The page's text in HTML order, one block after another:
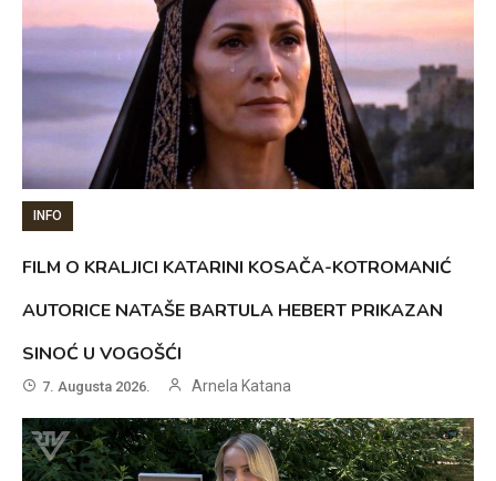
INFO
FILM O KRALJICI KATARINI KOSAČA-KOTROMANIĆ
AUTORICE NATAŠE BARTULA HEBERT PRIKAZAN
SINOĆ U VOGOŠĆI
7. Augusta 2026. Arnela Katana